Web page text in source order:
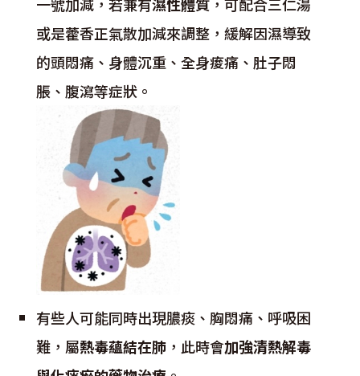
或是藿香正氣散加減來調整，緩解因濕導致
的頭悶痛、身體沉重、全身痠痛、肚子悶
脹、腹瀉等症狀。
有些人可能同時出現膿痰、胸悶痛、呼吸困
難，屬熱毒蘊結在肺 ，此時會加強清熱解毒